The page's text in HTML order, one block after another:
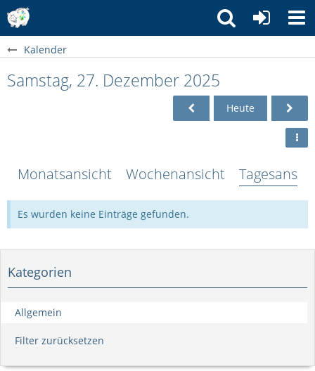
Kalender
Samstag, 27. Dezember 2025
Heute
Monatsansicht Wochenansicht
Es wurden keine Einträge gefunden.
Kategorien
Allgemein
Filter zurücksetzen